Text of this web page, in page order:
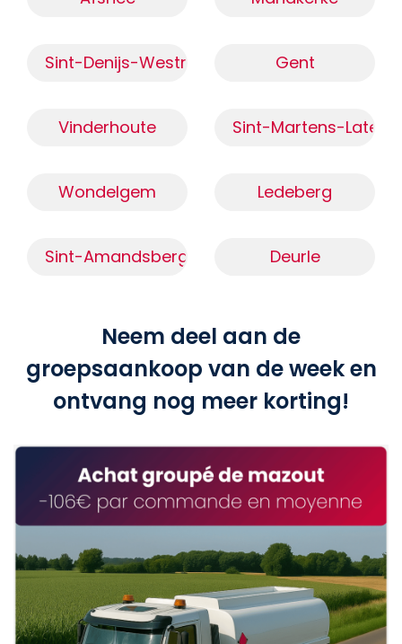
Sint-Denijs-Westrem Gent
Vinderhoute Sint-Martens-Latem
Wondelgem Ledeberg
Sint-Amandsberg Deurle
Neem deel aan de
groepsaankoop van de week en
ontvang nog meer korting!